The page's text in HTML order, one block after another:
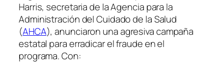
Harris, secretaria de la Agencia para la
Administración del Cuidado de la Salud
(AHCA), anunciaron una agresiva campaña
estatal para erradicar el fraude en el
programa. Con: